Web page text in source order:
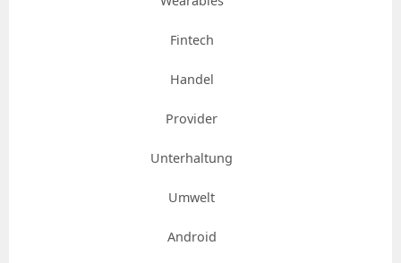
Fintech
Handel
Provider
Unterhaltung
Umwelt
Android